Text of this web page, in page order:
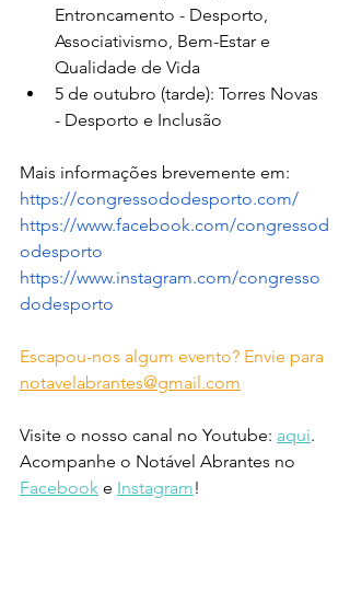
Entroncamento - Desporto,
Associativismo, Bem-Estar e
Qualidade de Vida
5 de outubro (tarde): Torres Novas
- Desporto e Inclusão
Mais informações brevemente em:
https://congressododesporto.com/
https://www.facebook.com/congressod
odesporto
https://www.instagram.com/congresso
dodesporto
Escapou-nos algum evento? Envie para
notavelabrantes@gmail.com
Visite o nosso canal no Youtube: aqui.
Acompanhe o Notável Abrantes no
Facebook e Instagram!